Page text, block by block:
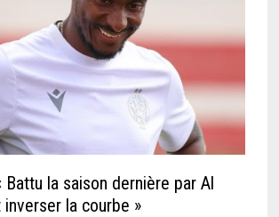
Battu la saison dernière par Al
inverser la courbe »